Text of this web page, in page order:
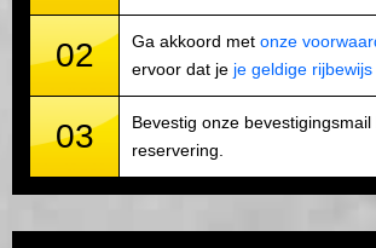
02 Ga akkoord met onze
ervoor dat je je geldige rijbewijs
03
Bevestig onze
reservering.